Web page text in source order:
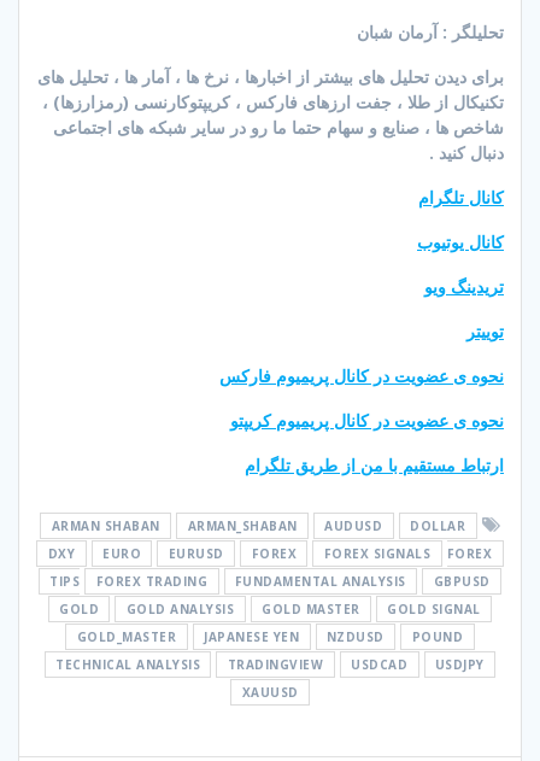
تحلیلگر : آرمان شبان
برای دیدن تحلیل های بیشتر از اخبارها ، نرخ ها ، آمار ها ، تحلیل های
تکنیکال از طلا ، جفت ارزهای فارکس ، کریپتوکارنسی (رمزارزها) ،
شاخص ها ، صنایع و سهام حتما ما رو در سایر شبکه های اجتماعی
دنبال کنید .
کانال تلگرام
کانال یوتیوب
تریدینگ ویو
توییتر
نحوه ی عضویت در کانال پریمیوم فارکس
نحوه ی عضویت در کانال پریمیوم کریپتو
ارتباط مستقیم با من از طریق تلگرام
ARMAN SHABAN ARMAN_SHABAN AUDUSD
DOLLAR
DXY
EURO EURUSD FOREX FOREX SIGNALS
FOREX
TIPS
FOREX TRADING FUNDAMENTAL ANALYSIS
GBPUSD
GOLD
GOLD ANALYSIS GOLD MASTER
GOLD SIGNAL
GOLD_MASTER
JAPANESE YEN NZDUSD
POUND
TECHNICAL ANALYSIS
TRADINGVIEW USDCAD
USDJPY
XAUUSD